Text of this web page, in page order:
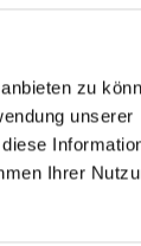
zu
unserer
Ihrer